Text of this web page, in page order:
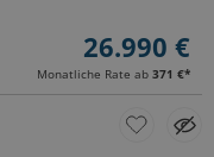
26.990 €
Monatliche Rate ab 371 €*